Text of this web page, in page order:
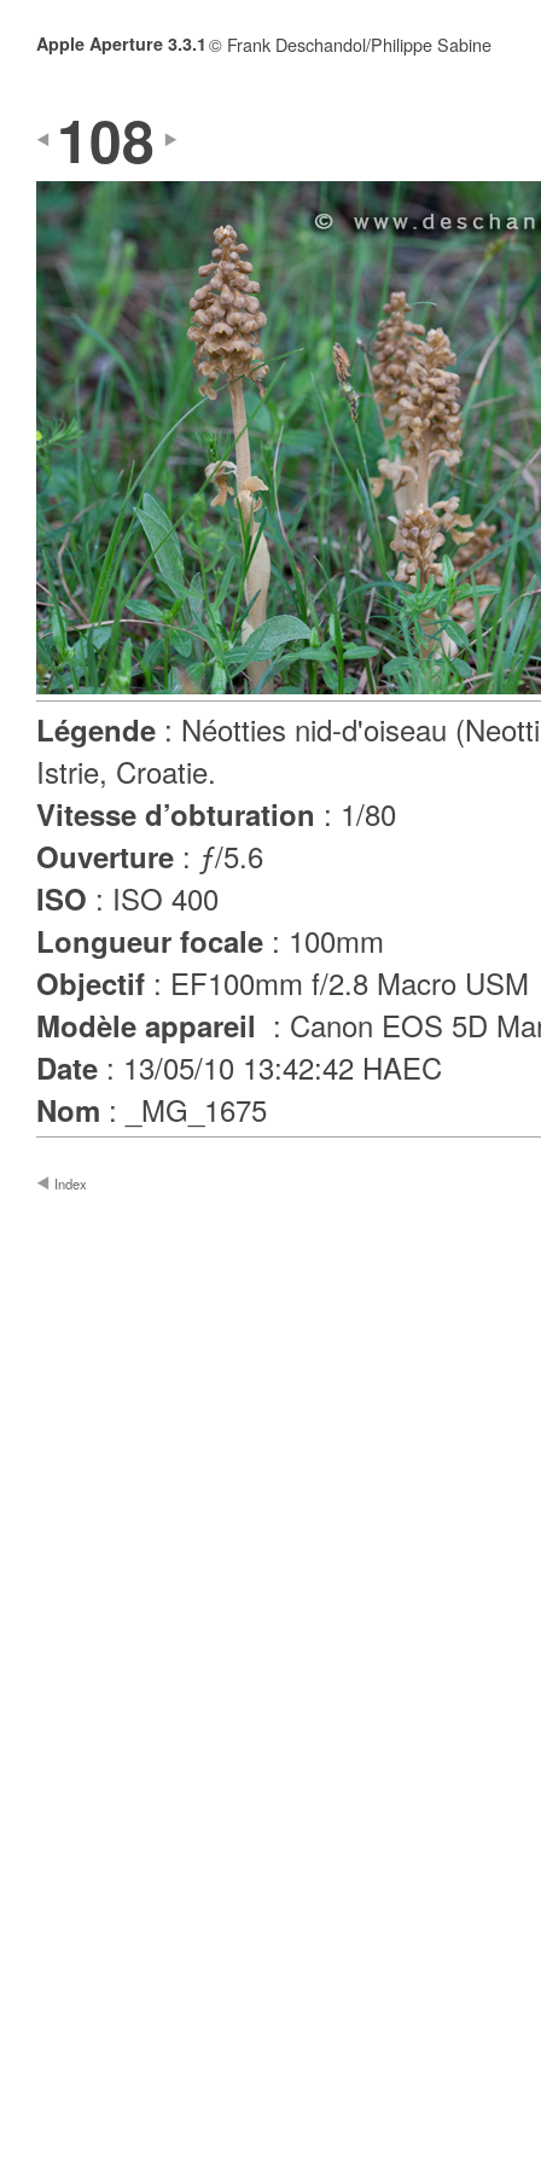
Apple Aperture 3.3.1 © Frank Deschandol/Philippe Sabine
108
Légende : Néotties nid-d'oiseau
Istrie, Croatie.
Vitesse d’obturation : 1/80
Ouverture : ƒ/5.6
ISO : ISO 400
Longueur focale : 100mm
Objectif : EF100mm f/2.8 Macro USM
Modèle appareil : Canon EOS 5D
Date : 13/05/10 13:42:42 HAEC
Nom : _MG_1675
Index